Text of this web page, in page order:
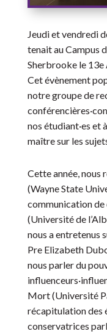
Jeudi et vendredi
tenait au Campus
Sherbrooke le 13e
Cet évènement
notre groupe de
nos étudiant·es et
maître sur les
Cette année, nous
(Wayne State
communication
(Université de
nous a entretenus
Pre Elizabeth
nous parler du
Mort (Université
récapitulation des
conservatrices